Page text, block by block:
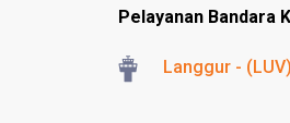
Pelayanan Bandara
Langgur - (LUV)